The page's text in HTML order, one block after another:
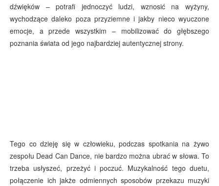
dźwięków – potrafi jednoczyć ludzi, wznosić na wyżyny,
wychodzące daleko poza przyziemne i jakby nieco wyuczone
emocje, a przede wszystkim – mobilizować do głębszego
poznania świata od jego najbardziej autentycznej strony.
Tego co dzieję się w człowieku, podczas spotkania na żywo
zespołu Dead Can Dance, nie bardzo można ubrać w słowa. To
trzeba usłyszeć, przeżyć i poczuć. Muzykalność tego duetu,
połączenie ich jakże odmiennych sposobów przekazu muzyki